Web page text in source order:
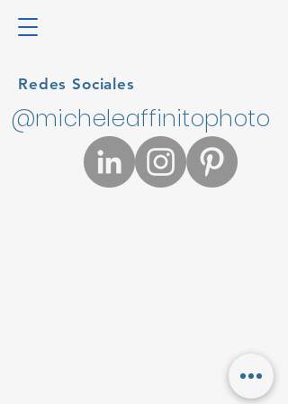
Redes Sociales
@micheleaffinitophoto